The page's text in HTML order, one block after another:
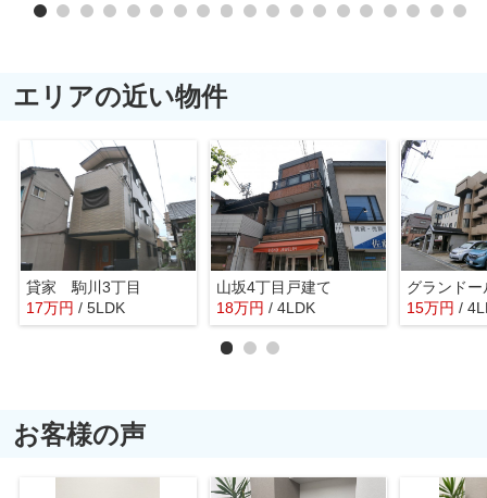
エリアの近い物件
貸家 駒川3丁目
17万円 / 5LDK
山坂4丁目戸建て
18万円 / 4LDK
グランドー
15万円 /
お客様の声